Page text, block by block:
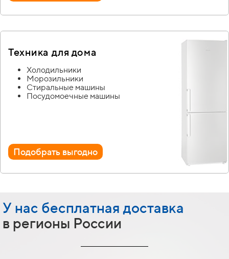
Техника для дома
Холодильники
Морозильники
Стиральные машины
Посудомоечные машины
Подобрать выгодно
У нас бесплатная доставка
в регионы России